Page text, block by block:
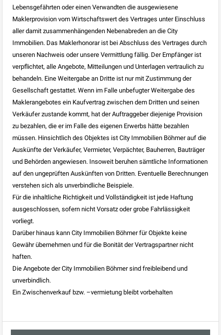
Lebensgefährten oder einen Verwandten die ausgewiesene
Maklerprovision vom Wirtschaftswert des Vertrages unter Einschluss
aller damit zusammenhängenden Nebenabreden an die City
Immobilien. Das Maklerhonorar ist bei Abschluss des Vertrages durch
unseren Nachweis oder unsere Vermittlung fällig. Der Empfänger ist
verpflichtet, alle Angebote, Mitteilungen und Unterlagen vertraulich zu
behandeln. Eine Weitergabe an Dritte ist nur mit Zustimmung der
Gesellschaft gestattet. Wenn im Falle unbefugter Weitergabe des
Maklerangebotes ein Kaufvertrag zwischen dem Dritten und seinen
Verkäufer zustande kommt, hat der Auftraggeber diejenige Provision
zu bezahlen, die er im Falle des eigenen Erwerbs hätte bezahlen
müssen. Hinsichtlich des Objektes ist City Immobilien Böhmer auf die
Auskünfte der Verkäufer, Vermieter, Verpächter, Bauherren, Bauträger
und Behörden angewiesen. Insoweit beruhen sämtliche Informationen
auf den ungeprüften Auskünften von Dritten. Eventuelle Berechnungen
verstehen sich als unverbindliche Beispiele.
Für die inhaltliche Richtigkeit und Vollständigkeit ist jede Haftung
ausgeschlossen, sofern nicht Vorsatz oder grobe Fahrlässigkeit
vorliegt.
Darüber hinaus kann City Immobilien Böhmer für Objekte keine
Gewähr übernehmen und für die Bonität der Vertragspartner nicht
haften.
Die Angebote der City Immobilien Böhmer sind freibleibend und
unverbindlich.
Ein Zwischenverkauf bzw. –vermietung bleibt vorbehalten